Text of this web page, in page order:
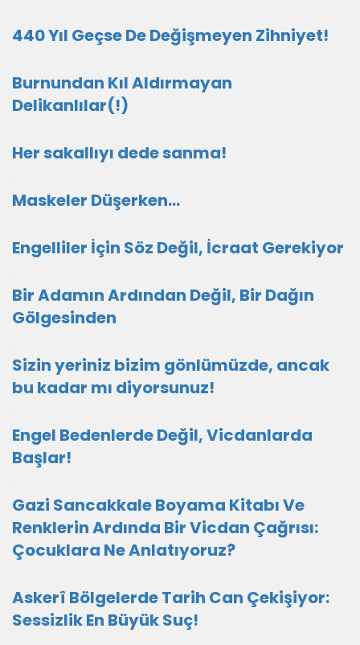
440 Yıl Geçse De Değişmeyen Zihniyet!
Burnundan Kıl Aldırmayan
Delikanlılar(!)
Her sakallıyı dede sanma!
Maskeler Düşerken…
Engelliler İçin Söz Değil, İcraat Gerekiyor
Bir Adamın Ardından Değil, Bir Dağın
Gölgesinden
Sizin yeriniz bizim gönlümüzde, ancak
bu kadar mı diyorsunuz!
Engel Bedenlerde Değil, Vicdanlarda
Başlar!
Gazi Sancakkale Boyama Kitabı Ve
Renklerin Ardında Bir Vicdan Çağrısı:
Çocuklara Ne Anlatıyoruz?
Askerî Bölgelerde Tarih Can Çekişiyor:
Sessizlik En Büyük Suç!